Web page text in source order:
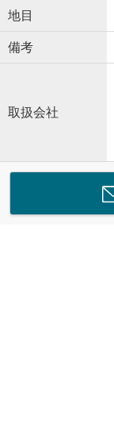
地目
備考
取扱会社